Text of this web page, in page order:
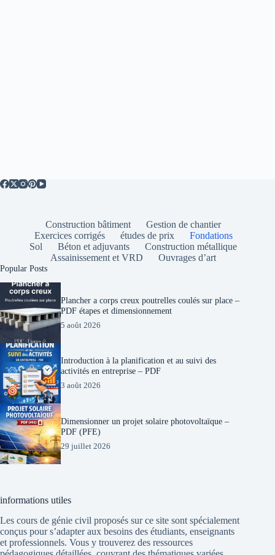
Construction bâtiment
Gestion de chantier
Exercices corrigés
études de prix
Fondations
Sol
Béton et adjuvants
Construction métallique
Assainissement et VRD
Ouvrages d’art
Popular Posts
Plancher a corps creux poutrelles coulés sur place –
PDF étapes et dimensionnement
5 août 2026
Introduction à la planification et au suivi des
activités en entreprise – PDF
3 août 2026
Dimensionner un projet solaire photovoltaïque –
PDF (PFE)
29 juillet 2026
informations utiles
Les cours de génie civil proposés sur ce site sont spécialement
conçus pour s’adapter aux besoins des étudiants, enseignants
et professionnels. Vous y trouverez des ressources